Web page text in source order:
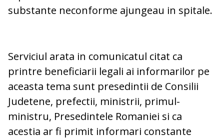
substante neconforme ajungeau in spitale.
Serviciul arata in comunicatul citat ca
printre beneficiarii legali ai informarilor pe
aceasta tema sunt presedintii de Consilii
Judetene, prefectii, ministrii, primul-
ministru, Presedintele Romaniei si ca
acestia ar fi primit informari constante